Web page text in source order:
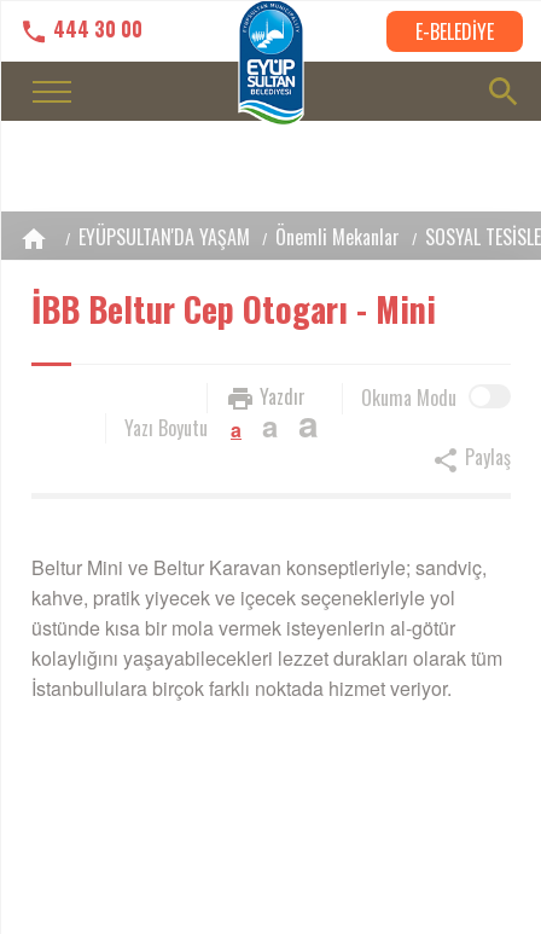
444 30 00 E-BELEDİYE
EYÜPSULTAN'DA YAŞAM Önemli Mekanlar SOSYAL
İBB Beltur Cep Otogarı - Mini
Okuma Modu
Yazdır
Yazı Boyutu
a a a
Paylaş
Beltur Mini ve Beltur Karavan konseptleriyle; sandviç,
kahve, pratik yiyecek ve içecek seçenekleriyle yol
üstünde kısa bir mola vermek isteyenlerin al-götür
kolaylığını yaşayabilecekleri lezzet durakları olarak tüm
İstanbullulara birçok farklı noktada hizmet veriyor.